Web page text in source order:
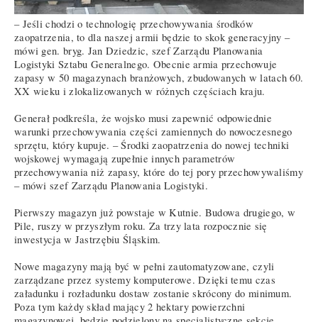
– Jeśli chodzi o technologię przechowywania środków
zaopatrzenia, to dla naszej armii będzie to skok generacyjny –
mówi gen. bryg. Jan Dziedzic, szef Zarządu Planowania
Logistyki Sztabu Generalnego. Obecnie armia przechowuje
zapasy w 50 magazynach branżowych, zbudowanych w latach 60.
XX wieku i zlokalizowanych w różnych częściach kraju.
Generał podkreśla, że wojsko musi zapewnić odpowiednie
warunki przechowywania części zamiennych do nowoczesnego
sprzętu, który kupuje. – Środki zaopatrzenia do nowej techniki
wojskowej wymagają zupełnie innych parametrów
przechowywania niż zapasy, które do tej pory przechowywaliśmy
– mówi szef Zarządu Planowania Logistyki.
Pierwszy magazyn już powstaje w Kutnie. Budowa drugiego, w
Pile, ruszy w przyszłym roku. Za trzy lata rozpocznie się
inwestycja w Jastrzębiu Śląskim.
Nowe magazyny mają być w pełni zautomatyzowane, czyli
zarządzane przez systemy komputerowe. Dzięki temu czas
załadunku i rozładunku dostaw zostanie skrócony do minimum.
Poza tym każdy skład mający 2 hektary powierzchni